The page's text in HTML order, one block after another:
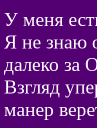
У меня
Я не знаю
далеко
Взгляд
манер